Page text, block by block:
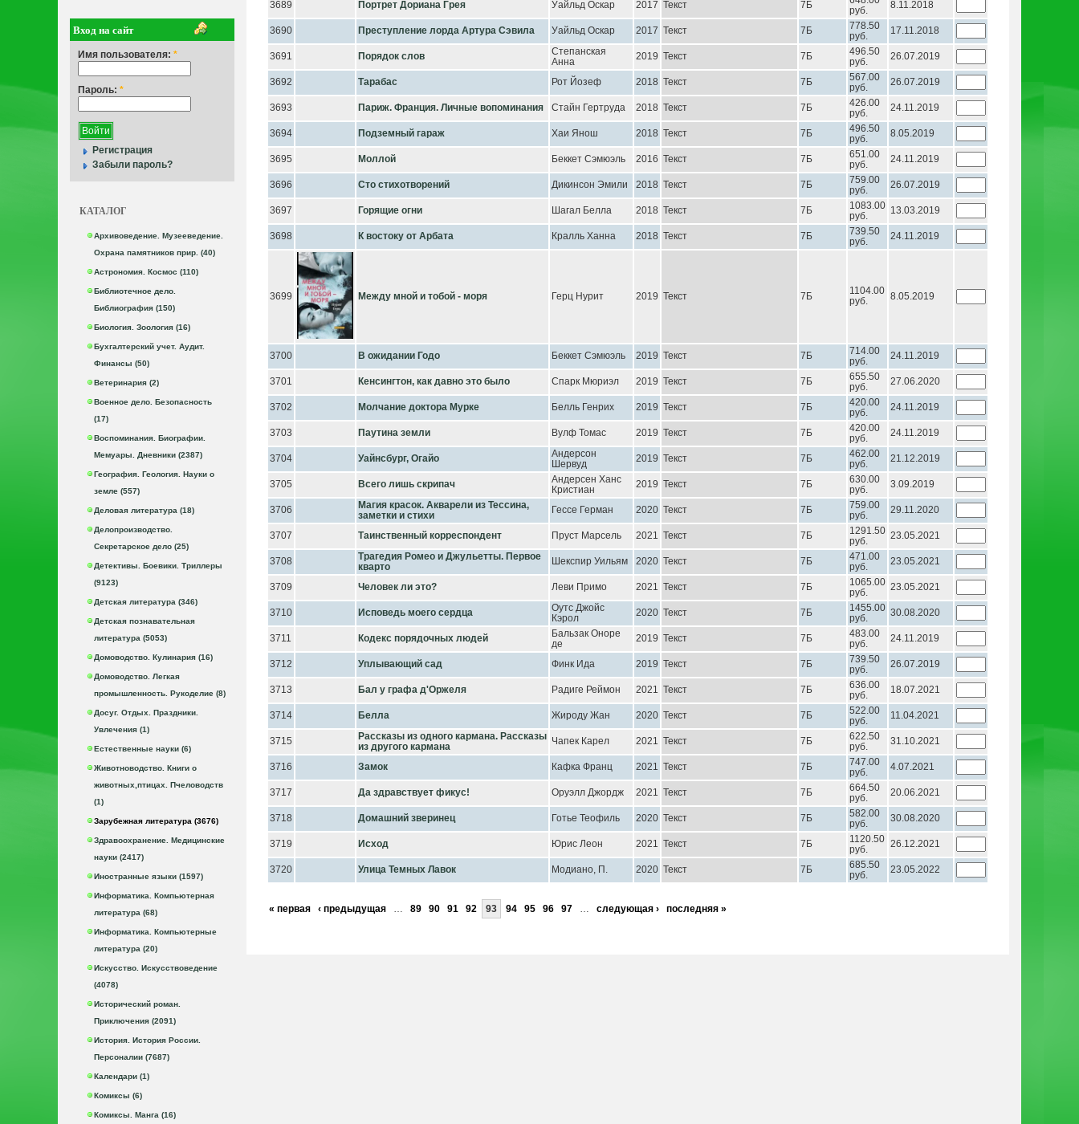
Вход на сайт
Имя пользователя: *
Пароль: *
Регистрация
Забыли пароль?
КАТАЛОГ
Архивоведение. Музееведение.
Охрана памятников прир. (40)
Астрономия. Космос (110)
Библиотечное дело.
Библиография (150)
Биология. Зоология (16)
Бухгалтерский учет. Аудит.
Финансы (50)
Ветеринария (2)
Военное дело. Безопасность
(17)
Воспоминания. Биографии.
Мемуары. Дневники (2387)
География. Геология. Науки о
земле (557)
Деловая литература (18)
Делопроизводство.
Секретарское дело (25)
Детективы. Боевики. Триллеры
(9123)
Детская литература (346)
Детская познавательная
литература (5053)
Домоводство. Кулинария (16)
Домоводство. Легкая
промышленность. Рукоделие (8)
Досуг. Отдых. Праздники.
Увлечения (1)
Естественные науки (6)
Животноводство. Книги о
животных,птицах. Пчеловодств
(1)
Зарубежная литература (3676)
Здравоохранение. Медицинские
науки (2417)
Иностранные языки (1597)
Информатика. Компьютерная
литература (68)
Информатика. Компьютерные
литература (20)
Искусство. Искусствоведение
(4078)
Исторический роман.
Приключения (2091)
История. История России.
Персоналии (7687)
Календари (1)
Комиксы (6)
Комиксы. Манга (16)
3689 Портрет Дориана Грея Уайльд Оскар 2017 Текст 7Б
руб.
8.11.2018
3690 Преступление лорда Артура Сэвила Уайльд Оскар 2017 Текст 7Б
778.50
руб.
17.11.2018
3691 Порядок слов
Степанская
Анна
2019 Текст 7Б
496.50
руб.
26.07.2019
3692 Тарабас Рот Йозеф 2018 Текст 7Б
567.00
руб.
26.07.2019
3693 Париж. Франция. Личные вопоминания Стайн Гертруда 2018 Текст 7Б
426.00
руб.
24.11.2019
3694 Подземный гараж Хаи Янош 2018 Текст 7Б
496.50
руб.
8.05.2019
3695 Моллой Беккет Сэмюэль 2016 Текст 7Б
651.00
руб.
24.11.2019
3696 Сто стихотворений Дикинсон Эмили 2018 Текст 7Б
759.00
руб.
26.07.2019
3697 Горящие огни Шагал Белла 2018 Текст 7Б
1083.00
руб.
13.03.2019
3698 К востоку от Арбата Кралль Ханна 2018 Текст 7Б
739.50
руб.
24.11.2019
3699 Между мной и тобой - моря Герц Нурит 2019 Текст 7Б
1104.00
руб.
8.05.2019
3700 В ожидании Годо Беккет Сэмюэль 2019 Текст 7Б
714.00
руб.
24.11.2019
3701 Кенсингтон, как давно это было Спарк Мюриэл 2019 Текст 7Б
655.50
руб.
27.06.2020
3702 Молчание доктора Мурке Белль Генрих 2019 Текст 7Б
420.00
руб.
24.11.2019
3703 Паутина земли Вулф Томас 2019 Текст 7Б
420.00
руб.
24.11.2019
3704 Уайнсбург, Огайо
Андерсон
Шервуд
2019 Текст 7Б
462.00
руб.
21.12.2019
3705 Всего лишь скрипач
Андерсен Ханс
Кристиан
2019 Текст 7Б
630.00
руб.
3.09.2019
3706
Магия красок. Акварели из Тессина,
заметки и стихи
Гессе Герман 2020 Текст 7Б
759.00
руб.
29.11.2020
3707 Таинственный корреспондент Пруст Марсель 2021 Текст 7Б
1291.50
руб.
23.05.2021
3708
Трагедия Ромео и Джульетты. Первое
кварто
Шекспир Уильям 2020 Текст 7Б
471.00
руб.
23.05.2021
3709 Человек ли это? Леви Примо 2021 Текст 7Б
1065.00
руб.
23.05.2021
3710 Исповедь моего сердца
Оутс Джойс
Кэрол
2020 Текст 7Б
1455.00
руб.
30.08.2020
3711 Кодекс порядочных людей
Бальзак Оноре
де
2019 Текст 7Б
483.00
руб.
24.11.2019
3712 Уплывающий сад Финк Ида 2019 Текст 7Б
739.50
руб.
26.07.2019
3713 Бал у графа д'Оржеля Радиге Реймон 2021 Текст 7Б
636.00
руб.
18.07.2021
3714 Белла Жироду Жан 2020 Текст 7Б
522.00
руб.
11.04.2021
3715
Рассказы из одного кармана. Рассказы
из другого кармана
Чапек Карел 2021 Текст 7Б
622.50
руб.
31.10.2021
3716 Замок Кафка Франц 2021 Текст 7Б
747.00
руб.
4.07.2021
3717 Да здравствует фикус! Оруэлл Джордж 2021 Текст 7Б
664.50
руб.
20.06.2021
3718 Домашний зверинец Готье Теофиль 2020 Текст 7Б
582.00
руб.
30.08.2020
3719 Исход Юрис Леон 2021 Текст 7Б
1120.50
руб.
26.12.2021
3720 Улица Темных Лавок Модиано, П. 2020 Текст 7Б
685.50
руб.
23.05.2022
« первая ‹ предыдущая … 89 90 91 92 93 94 95 96 97 … следующая › последняя »